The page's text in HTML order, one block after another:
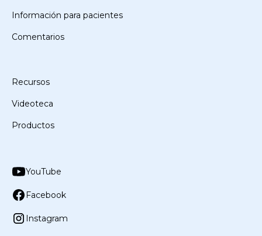
Información para pacientes
Comentarios
Recursos
Videoteca
Productos
YouTube
Facebook
Instagram